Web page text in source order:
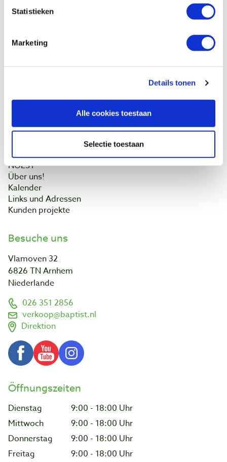
Statistieken
Marketing
Details tonen
Alle cookies toestaan
Selectie toestaan
Kundendienst
Zahlung
Widerrufsbelehrung
Baptist Arnheim
Ontdek IJsseloord 1
NOEST
Über uns!
Kalender
Links und Adressen
Kunden projekte
Besuche uns
Vlamoven 32
6826 TN Arnhem
Niederlande
026 351 2856
verkoop@baptist.nl
Direktion
Öffnungszeiten
Dienstag
9:00 - 18:00 Uhr
Mittwoch
9:00 - 18:00 Uhr
Donnerstag
9:00 - 18:00 Uhr
Freitag
9:00 - 18:00 Uhr